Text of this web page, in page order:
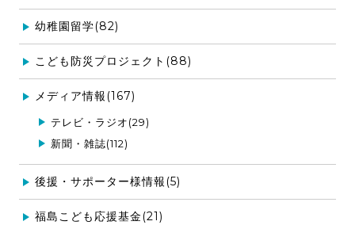
幼稚園留学(82)
こども防災プロジェクト(88)
メディア情報(167)
テレビ・ラジオ(29)
新聞・雑誌(112)
後援・サポーター様情報(5)
福島こども応援基金(21)